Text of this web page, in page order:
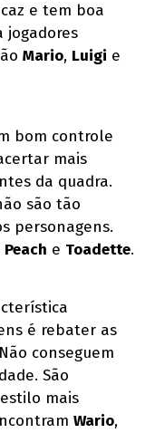
e tem boa
jogadores
Mario, Luigi e
bom controle
mais
da quadra.
são tão
personagens.
Peach e Toadette.
é rebater as
conseguem
São
mais
Wario,